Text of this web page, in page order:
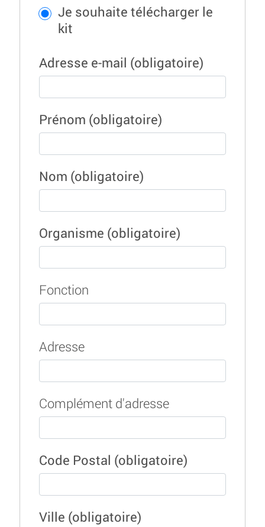
Je souhaite télécharger le
kit
Adresse e-mail (obligatoire)
Prénom (obligatoire)
Nom (obligatoire)
Organisme (obligatoire)
Fonction
Adresse
Complément d'adresse
Code Postal (obligatoire)
Ville (obligatoire)